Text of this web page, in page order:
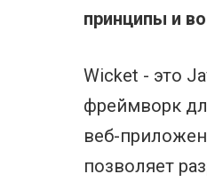
принципы и
Wicket - это
фреймворк
веб-
позволяет